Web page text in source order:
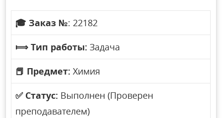
🎓 Заказ №: 22182
⟾ Тип работы: Задача
📕 Предмет: Химия
✅ Статус: Выполнен (Проверен
преподавателем)